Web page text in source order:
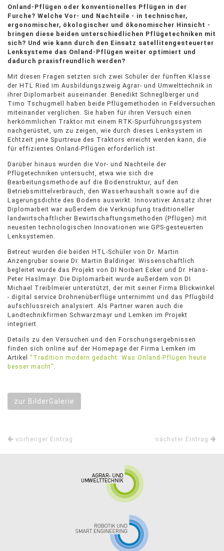
Onland-Pflügen oder konventionelles Pflügen in der
Furche? Welche Vor- und Nachteile - in technischer,
ergonomischer, ökologischer und ökonomischer Hinsicht -
bringen diese beiden unterschiedlichen Pflügetechniken mit
sich? Und wie kann durch den Einsatz satellitengesteuerter
Lenksysteme das Onland-Pflügen weiter optimiert und
dadurch praxisfreundlich werden?
Mit diesen Fragen setzten sich zwei Schüler der fünften Klasse
der HTL Ried im Ausbildungszweig Agrar- und Umwelttechnik in
ihrer Diplomarbeit auseinander. Benedikt Schneglberger und
Timo Tschugmell haben beide Pflügemethoden in Feldversuchen
miteinander verglichen. Sie haben für ihren Versuch einen
herkömmlichen Traktor mit einem RTK-Spurführungssystem
nachgerüstet, um zu zeigen, wie durch dieses Lenksystem in
Echtzeit jene Spurtreue des Traktors erreicht werden kann, die
für effizientes Onland-Pflügen erforderlich ist.
Darüber hinaus wurden die Vor- und Nachteile der
Pflügetechniken untersucht, etwa wie sich die
Bearbeitungsmethode auf die Bodenstruktur, auf den
Betriebsmittelverbrauch, den Wasserhaushalt sowie auf die
Lagerungsdichte des Bodens auswirkt. Innovativer Ansatz ihrer
Diplomarbeit war außerdem die Verknüpfung traditioneller
landwirtschaftlicher Bewirtschaftungsmethoden (Pflügen) mit
neuesten technologischen Innovationen wie GPS-gesteuerten
Lenksystemen.
Betreut wurden die beiden HTL-Schüler von Dr. Martin
Anzengruber sowie Dr. Martin Baldinger. Wissenschaftlich
begleitet wurde das Projekt von DI Norbert Ecker und Dr. Hans-
Peter Haslmayr. Die Diplomarbeit wurde außerdem von DI
Michael Treiblmeier unterstützt, der mit seiner Firma Blickwinkel
- digital service Drohnenüberflüge unternimmt und das Pflugbild
aufschlussreich analysiert. Als Partner waren auch die
Landtechnikfirmen Schwarzmayr und Lemken im Projekt
integriert.
Details zu den Versuchen und den Forschungsergebnissen
finden sich online auf der Homepage der Firma Lemken im
Artikel "Tradition modern gedacht: Was Onland-Pflügen heute
besser macht" .
zur BilderGalerie
vorheriger Eintrag nächster Eintrag